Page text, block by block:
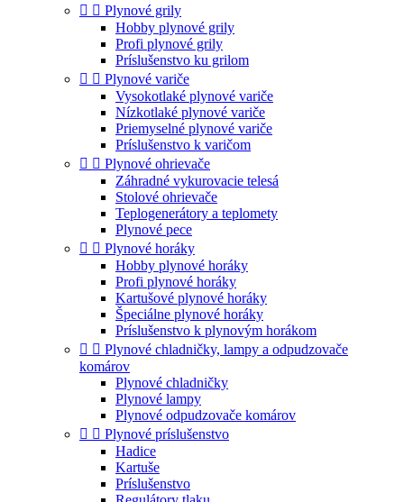
  Plynové grily
Hobby plynové grily
Profi plynové grily
Príslušenstvo ku grilom
  Plynové variče
Vysokotlaké plynové variče
Nízkotlaké plynové variče
Priemyselné plynové variče
Príslušenstvo k varičom
  Plynové ohrievače
Záhradné vykurovacie telesá
Stolové ohrievače
Teplogenerátory a teplomety
Plynové pece
  Plynové horáky
Hobby plynové horáky
Profi plynové horáky
Kartušové plynové horáky
Špeciálne plynové horáky
Príslušenstvo k plynovým horákom
  Plynové chladničky, lampy a odpudzovače
komárov
Plynové chladničky
Plynové lampy
Plynové odpudzovače komárov
  Plynové príslušenstvo
Hadice
Kartuše
Príslušenstvo